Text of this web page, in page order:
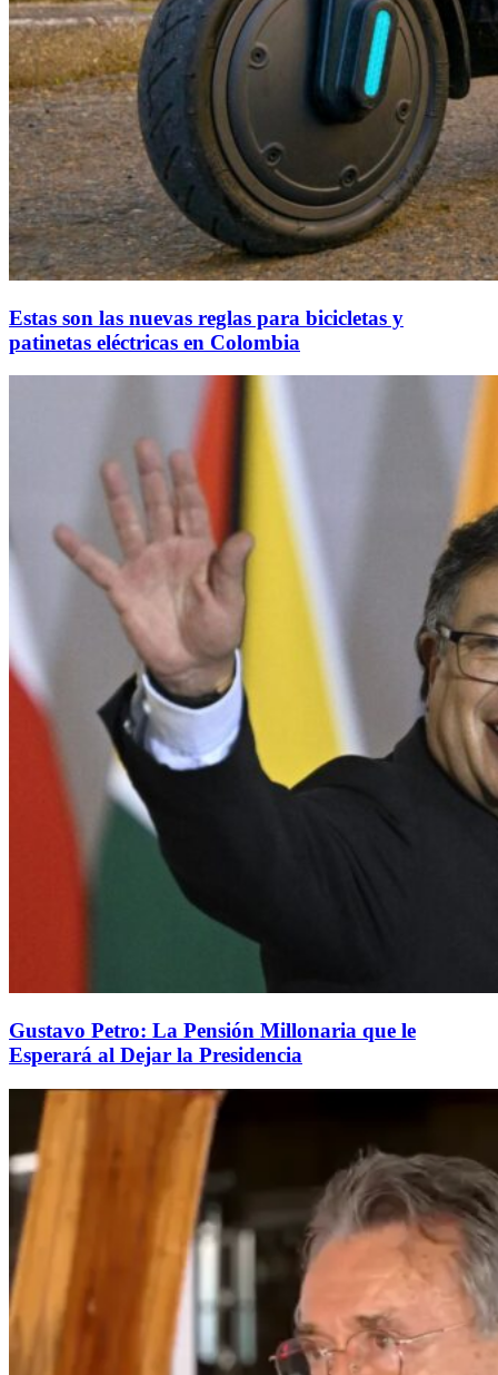
Estas son las nuevas reglas para bicicletas y
patinetas eléctricas en Colombia
Gustavo Petro: La Pensión Millonaria que le
Esperará al Dejar la Presidencia